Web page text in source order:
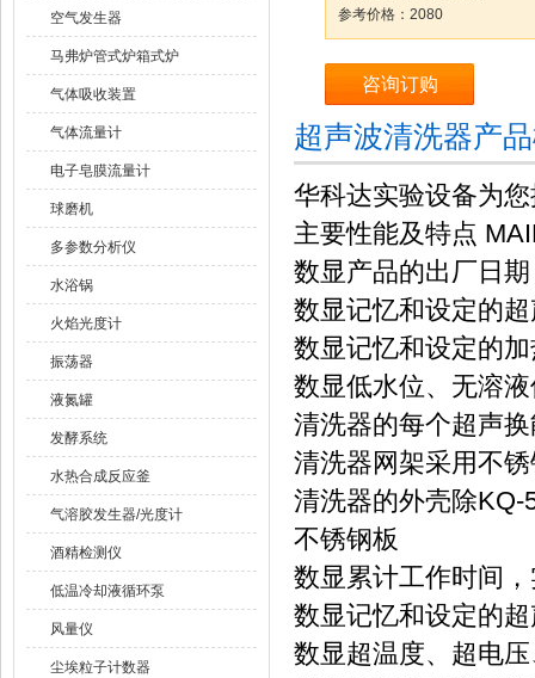
空气发生器
马弗炉管式炉箱式炉
气体吸收装置
气体流量计
电子皂膜流量计
球磨机
多参数分析仪
水浴锅
火焰光度计
振荡器
液氮罐
发酵系统
水热合成反应釜
气溶胶发生器/光度计
酒精检测仪
低温冷却液循环泵
风量仪
尘埃粒子计数器
参考价格：2080
咨询订购
超声波清洗器产
华科达实验设备为
主要性能及特点
数显产品的出厂日期
数显记忆和设定的
数显记忆和设定的
数显低水位、无溶
清洗器的每个超声
清洗器网架采用不
清洗器的外壳除KQ-
不锈钢板
数显累计工作时间，
数显记忆和设定的
数显超温度、超电